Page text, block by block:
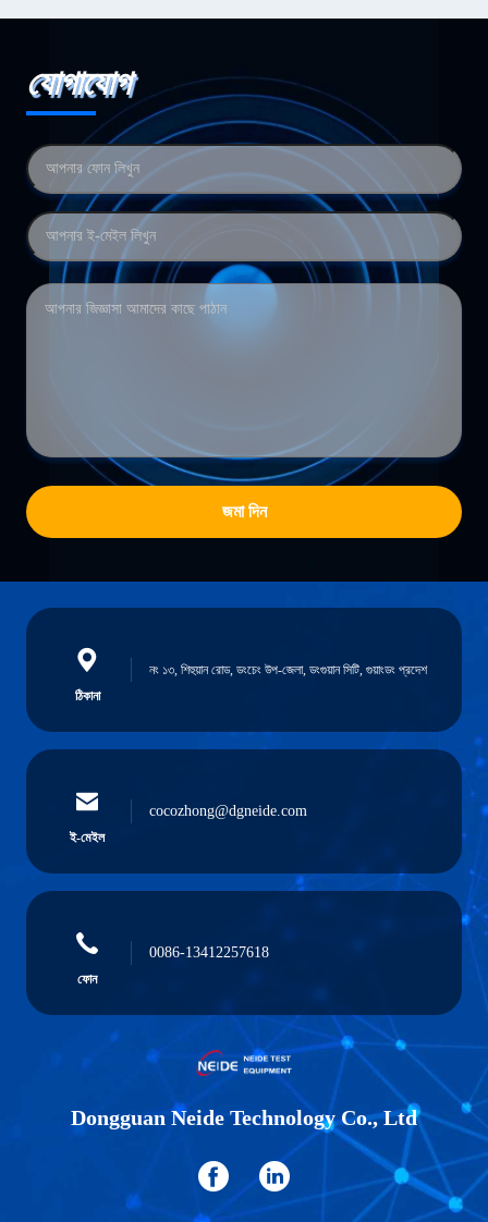
যোগাযোগ
জমা দিন
ঠিকানা
নং ১৩, শিহুয়ান রোড, ডংচেং উপ-জেলা, ডংগুয়ান সিটি, গুয়াংডং প্রদেশ
ই-মেইল
cocozhong@dgneide.com
ফোন
0086-13412257618
Dongguan Neide Technology Co., Ltd